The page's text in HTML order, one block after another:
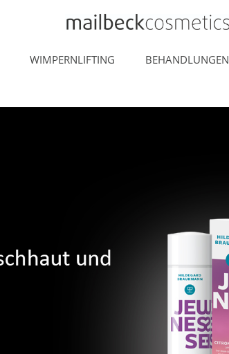
WIMPERNLIFTING BEHANDLUNGEN